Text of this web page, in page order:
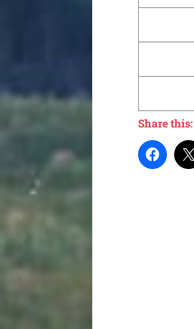
Share this: